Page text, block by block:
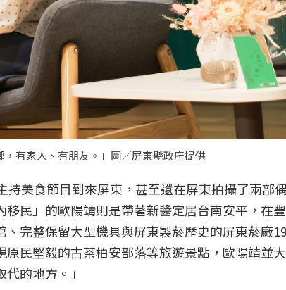
有家人、有朋友。」圖／屏東縣政府提供
美食節目到來屏東，甚至還在屏東拍攝了兩部
民」的歐陽靖則是帶著新醬定居台南安平，在
完整保留大型機具與屏東製菸歷史的屏東菸廠
民堅毅的古茶柏安部落等旅遊景點，歐陽靖並
的地方。」